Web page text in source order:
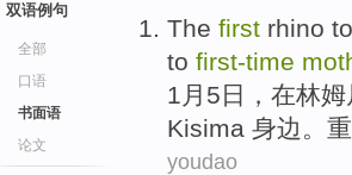
双语例句
全部
口语
书面语
论文
The first rhino
to first-time
1 月5日，在林
Kisima 身边。重
youdao